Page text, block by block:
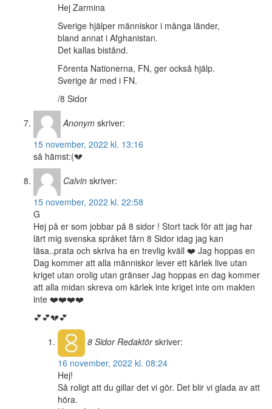
Hej Zarmina
Sverige hjälper människor i många länder,
bland annat i Afghanistan.
Det kallas bistånd.
Förenta Nationerna, FN, ger också hjälp.
Sverige är med i FN.
/8 Sidor
Anonym skriver:
15 november, 2022 kl. 13:16
så hämst:(💔
Calvin skriver:
15 november, 2022 kl. 22:58
G
Hej på er som jobbar på 8 sidor ! Stort tack för att jag har
lärt mig svenska språket fårn 8 Sidor idag jag kan
läsa..prata och skriva ha en trevlig kväll ❤️ Jag hoppas en
Dag kommer att alla människor lever ett kärlek live utan
kriget utan orolig utan gränser Jag hoppas en dag kommer
att alla midan skreva om kärlek inte kriget inte om makten
inte ❤️❤️❤️❤️
💕💕💔💕
8 SidorRedaktör skriver:
16 november, 2022 kl. 08:24
Hej!
Så roligt att du gillar det vi gör. Det blir vi glada av att
höra.